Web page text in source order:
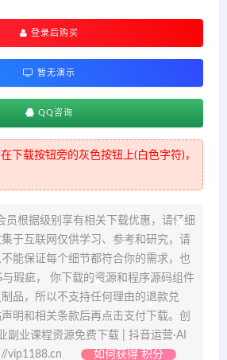
登录后购买
暂无演示
QQ咨询
下载按钮旁的灰色按钮上(白色字符)，
员根据级别享有相关下载优惠，请仔细
于互联网仅供学习、参考和研究，请
能保证每个细节都符合你的需求，也
与瑕疵， 你下载的资源和程序源码组件
品，所以不支持任何理由的退款兑
明和相关条款后再点击支付下载。创
副业课程资源免费下载 | 抖音运营·AI
vip1188.cn
如何获得 积分